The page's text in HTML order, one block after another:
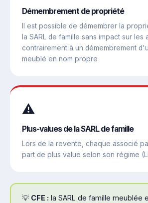
Démembrement de propriété
Il est possible de démembrer la
la SARL de famille sans impact sur les
contrairement à un démembrement
meublé en nom propre
⚠️
Plus-values de la SARL de famille
Lors de la revente, chaque associé
part de plus value selon son régime
💡 CFE : la SARL de famille meublée